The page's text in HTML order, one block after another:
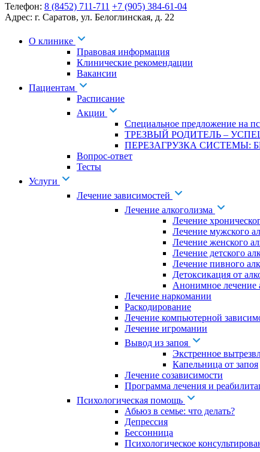
Телефон: 8 (8452) 711-711 +7 (905) 384-61-04
Адрес: г. Саратов, ул. Белоглинская, д. 22
О клинике
Правовая информация
Клинические рекомендации
Вакансии
Пациентам
Расписание
Акции
Специальное предложение на
ТРЕЗВЫЙ РОДИТЕЛЬ –
ПЕРЕЗАГРУЗКА СИСТЕМЫ:
Вопрос-ответ
Тесты
Услуги
Лечение зависимостей
Лечение алкоголизма
Лечение
Лечение мужского
Лечение женского
Лечение детского
Лечение пивного
Детоксикация от
Анонимное лечение
Лечение наркомании
Раскодирование
Лечение компьютерной
Лечение игромании
Вывод из запоя
Экстренное
Капельница от запоя
Лечение созависимости
Программа лечения и
Психологическая помощь
Абьюз в семье: что делать?
Депрессия
Бессонница
Психологическое